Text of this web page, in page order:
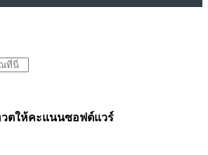
ตให้คะแนนซอฟต์แวร์